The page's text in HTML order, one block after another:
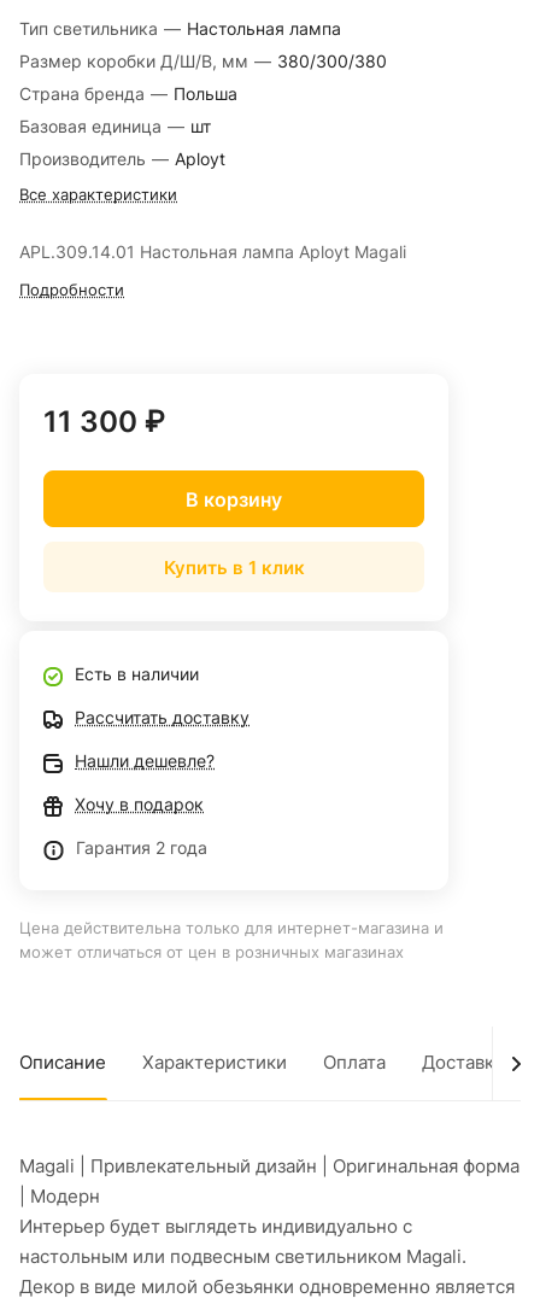
Тип светильника — Настольная лампа
Размер коробки Д/Ш/В, мм — 380/300/380
Страна бренда — Польша
Базовая единица — шт
Производитель — Aployt
Все характеристики
APL.309.14.01 Настольная лампа Aployt Magali
Подробности
11 300 ₽
В корзину
Купить в 1 клик
Есть в наличии
Рассчитать доставку
Нашли дешевле?
Хочу в подарок
Гарантия 2 года
Цена действительна только для интернет-магазина и
может отличаться от цен в розничных магазинах
Описание Характеристики Оплата Доставка
Magali | Привлекательный дизайн | Оригинальная форма
| Модерн
Интерьер будет выглядеть индивидуально с
настольным или подвесным светильником Magali.
Декор в виде милой обезьянки одновременно является